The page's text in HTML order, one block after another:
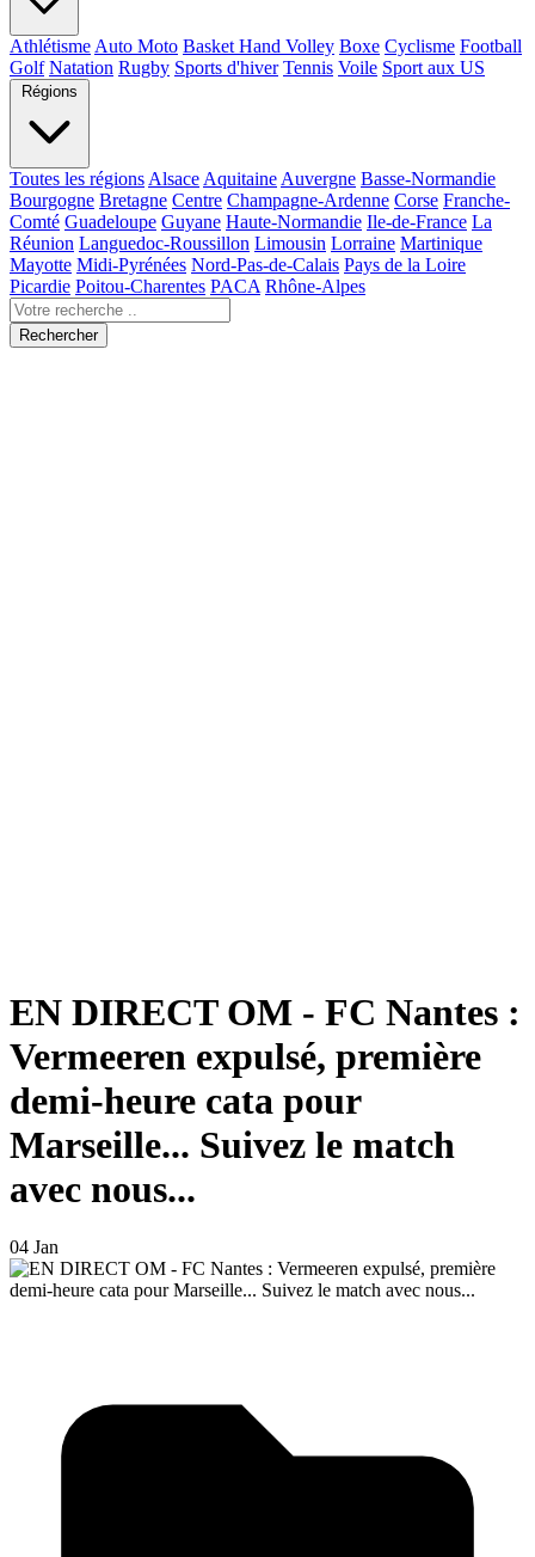
Athlétisme Auto Moto Basket Hand Volley Boxe Cyclisme Football
Golf Natation Rugby Sports d'hiver Tennis Voile Sport aux US
Régions
Toutes les régions Alsace Aquitaine Auvergne Basse-Normandie
Bourgogne Bretagne Centre Champagne-Ardenne Corse Franche-
Comté Guadeloupe Guyane Haute-Normandie Ile-de-France La
Réunion Languedoc-Roussillon Limousin Lorraine Martinique
Mayotte Midi-Pyrénées Nord-Pas-de-Calais Pays de la Loire
Picardie Poitou-Charentes PACA Rhône-Alpes
Rechercher
EN DIRECT OM - FC Nantes :
Vermeeren expulsé, première
demi-heure cata pour
Marseille... Suivez le match
avec nous...
04 Jan